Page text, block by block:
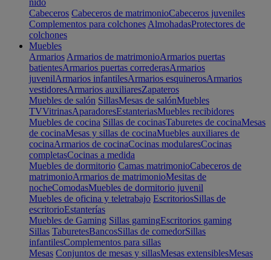
nido
Cabeceros Cabeceros de matrimonioCabeceros juveniles
Complementos para colchones AlmohadasProtectores de
colchones
Muebles
Armarios Armarios de matrimonioArmarios puertas
batientesArmarios puertas correderasArmarios
juvenilArmarios infantilesArmarios esquinerosArmarios
vestidoresArmarios auxiliaresZapateros
Muebles de salón SillasMesas de salónMuebles
TVVitrinasAparadoresEstanteriasMuebles recibidores
Muebles de cocina Sillas de cocinasTaburetes de cocinaMesas
de cocinaMesas y sillas de cocinaMuebles auxiliares de
cocinaArmarios de cocinaCocinas modularesCocinas
completasCocinas a medida
Muebles de dormitorio Camas matrimonioCabeceros de
matrimonioArmarios de matrimonioMesitas de
nocheComodasMuebles de dormitorio juvenil
Muebles de oficina y teletrabajo EscritoriosSillas de
escritorioEstanterías
Muebles de Gaming Sillas gamingEscritorios gaming
Sillas TaburetesBancosSillas de comedorSillas
infantilesComplementos para sillas
Mesas Conjuntos de mesas y sillasMesas extensiblesMesas